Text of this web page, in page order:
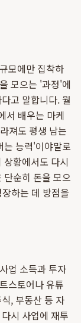
모에만 집착하
모으는 '과정'에
고 말합니다. 월
서 배우는 마케
져도 평생 남는
는 능력'이야말로
황에서도 다시
단순히 돈을 모으
하는 데 방점을
업 소득과 투자
스토어나 유튜
, 부동산 등 자
시 사업에 재투